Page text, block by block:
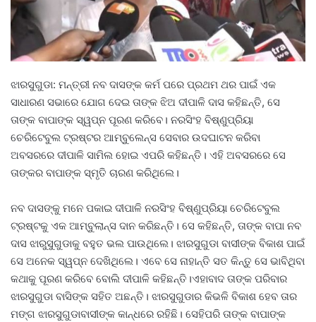
ଝାରସୁଗୁଡା: ମନ୍ତ୍ରୀ ନବ ଦାସଙ୍କ କର୍ମ ପରେ ପ୍ରଥମ ଥର ପାଇଁ ଏକ
ସାଧାରଣ ସଭାରେ ଯୋଗ ଦେଇ ତାଙ୍କ ଝିଅ ଦୀପାଳି ଦାସ କହିଛନ୍ତି, ସେ
ତାଙ୍କ ବାପାଙ୍କ ସ୍ୱପ୍ନ ପୂରଣ କରିବେ। ନରସିଂହ ବିଷ୍ଣୁପ୍ରିୟା
ଚେରିଟେବୁଲ ଟ୍ରଷ୍ଟର ଆମ୍ବୁଲେନ୍ସ ସେବାର ଉଦଘାଟନ କରିବା
ଅବସରରେ ଦୀପାଳି ସାମିଲ ହୋଇ ଏପରି କହିଛନ୍ତି। ଏହି ଅବସରରେ ସେ
ତାଙ୍କର ବାପାଙ୍କ ସ୍ମୃତି ଚାରଣ କରିଥିଲେ।
ନବ ଦାସଙ୍କୁ ମନେ ପକାଇ ଦୀପାଳି ନରସିଂହ ବିଷ୍ଣୁପ୍ରିୟା ଚେରିଟେବୁଲ
ଟ୍ରଷ୍ଟକୁ ଏକ ଆମ୍ବୁଲାନ୍ସ ଦାନ କରିଛନ୍ତି। ସେ କହିଛନ୍ତି, ତାଙ୍କ ବାପା ନବ
ଦାସ ଝାରୁସୁଗୁଡାକୁ ବହୁତ ଭଲ ପାଉଥିଲେ। ଝାରସୁଗୁଡା ବାସୀଙ୍କ ବିକାଶ ପାଇଁ
ସେ ଅନେକ ସ୍ୱପ୍ନ ଦେଖିଥିଲେ। ଏବେ ସେ ନାହାନ୍ତି ସତ କିନ୍ତୁ ସେ ଭାବିଥିବା
କଥାକୁ ପୂରଣ କରିବେ ବୋଲି ଦୀପାଳି କହିଛନ୍ତି।ଏହାବାଦ ତାଙ୍କ ପରିବାର
ଝାରସୁଗୁଡା ବାସିଙ୍କ ସହିତ ଅଛନ୍ତି। ଝାରସୁଗୁଡାର କିଭଳି ବିକାଶ ହେବ ତାର
ମଙ୍ଗ ଝାରସୁଗୁଡାବାସୀଙ୍କ କାନ୍ଧରେ ରହିଛି। ସେହିପରି ତାଙ୍କ ବାପାଙ୍କ